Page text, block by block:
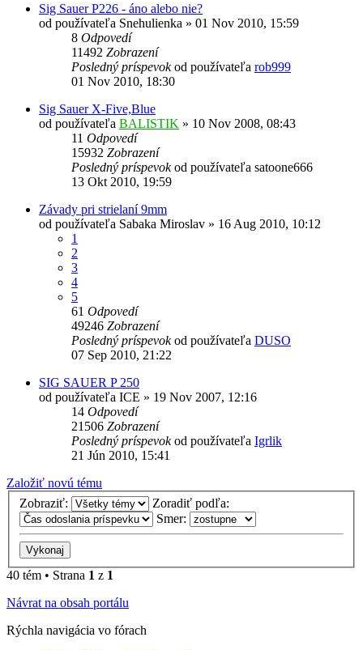
Sig Sauer P226 - áno alebo nie?
od používateľa Snehulienka » 01 Nov 2010, 15:59
8 Odpovedí
11492 Zobrazení
Posledný príspevokod používateľa rob999
01 Nov 2010, 18:30
Sig Sauer X-Five,Blue
od používateľa BALISTIK » 10 Nov 2008, 08:43
11 Odpovedí
15932 Zobrazení
Posledný príspevokod používateľa satoone666
13 Okt 2010, 19:59
Závady pri strielaní 9mm
od používateľa Sabaka Miroslav » 16 Aug 2010, 10:12
1
2
3
4
5
61 Odpovedí
49246 Zobrazení
Posledný príspevokod používateľa DUSO
07 Sep 2010, 21:22
SIG SAUER P 250
od používateľa ICE » 19 Nov 2007, 12:16
14 Odpovedí
21506 Zobrazení
Posledný príspevokod používateľa Igrlik
21 Jún 2010, 15:41
Založiť novú tému
Zobraziť:
Zoradiť podľa:
Smer:
40 tém • Strana 1 z 1
Návrat na obsah portálu
Rýchla navigácia vo fórach